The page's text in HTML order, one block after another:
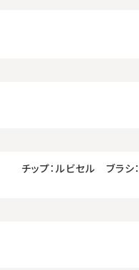
チップ：ルビセル ブラシ